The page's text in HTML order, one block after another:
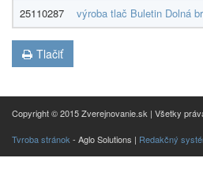
25110287
výroba tlač Buletin Dolná
Tlačiť
Copyright © 2015 Zverejnovanie.sk | Všetky
Tvroba stránok - Aglo Solutions | Redakčný